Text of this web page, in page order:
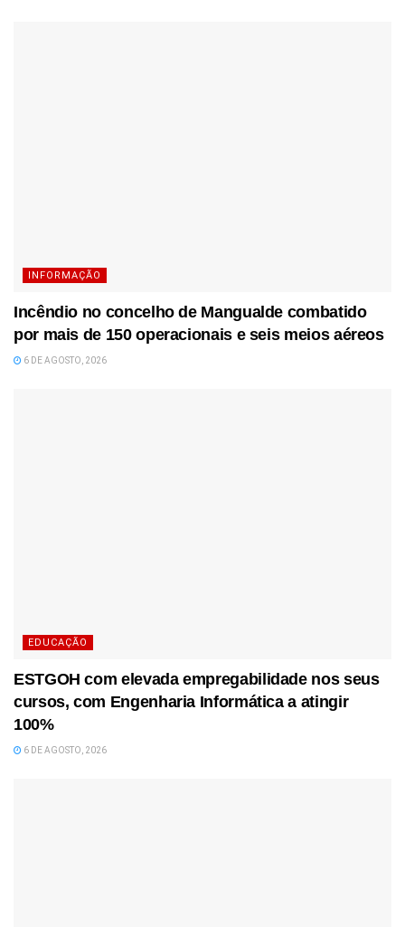
INFORMAÇÃO
Incêndio no concelho de Mangualde combatido
por mais de 150 operacionais e seis meios aéreos
6 DE AGOSTO, 2026
EDUCAÇÃO
ESTGOH com elevada empregabilidade nos seus
cursos, com Engenharia Informática a atingir
100%
6 DE AGOSTO, 2026